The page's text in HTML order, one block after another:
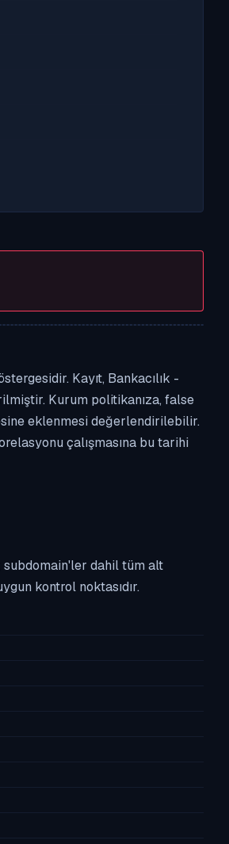
Kayıt, Bankacılık -
Kurum politikanıza, false
eklenmesi değerlendirilebilir.
çalışmasına bu tarihi
subdomain'ler dahil tüm alt
kontrol noktasıdır.